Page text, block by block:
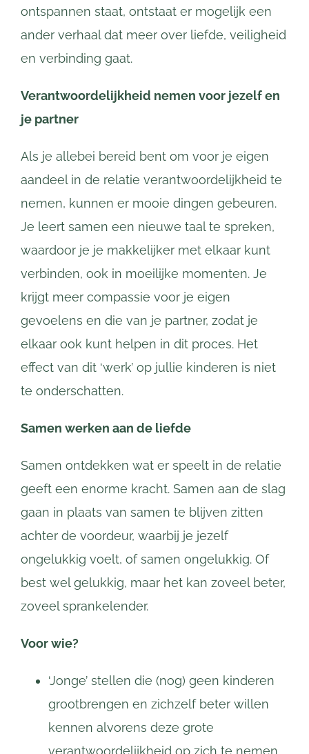
ontspannen staat, ontstaat er mogelijk een
ander verhaal dat meer over liefde, veiligheid
en verbinding gaat.
Verantwoordelijkheid nemen voor jezelf en
je partner
Als je allebei bereid bent om voor je eigen
aandeel in de relatie verantwoordelijkheid te
nemen, kunnen er mooie dingen gebeuren.
Je leert samen een nieuwe taal te spreken,
waardoor je je makkelijker met elkaar kunt
verbinden, ook in moeilijke momenten. Je
krijgt meer compassie voor je eigen
gevoelens en die van je partner, zodat je
elkaar ook kunt helpen in dit proces. Het
effect van dit ‘werk’ op jullie kinderen is niet
te onderschatten.
Samen werken aan de liefde
Samen ontdekken wat er speelt in de relatie
geeft een enorme kracht. Samen aan de slag
gaan in plaats van samen te blijven zitten
achter de voordeur, waarbij je jezelf
ongelukkig voelt, of samen ongelukkig. Of
best wel gelukkig, maar het kan zoveel beter,
zoveel sprankelender.
Voor wie?
‘Jonge’ stellen die (nog) geen kinderen
grootbrengen en zichzelf beter willen
kennen alvorens deze grote
verantwoordelijkheid op zich te nemen